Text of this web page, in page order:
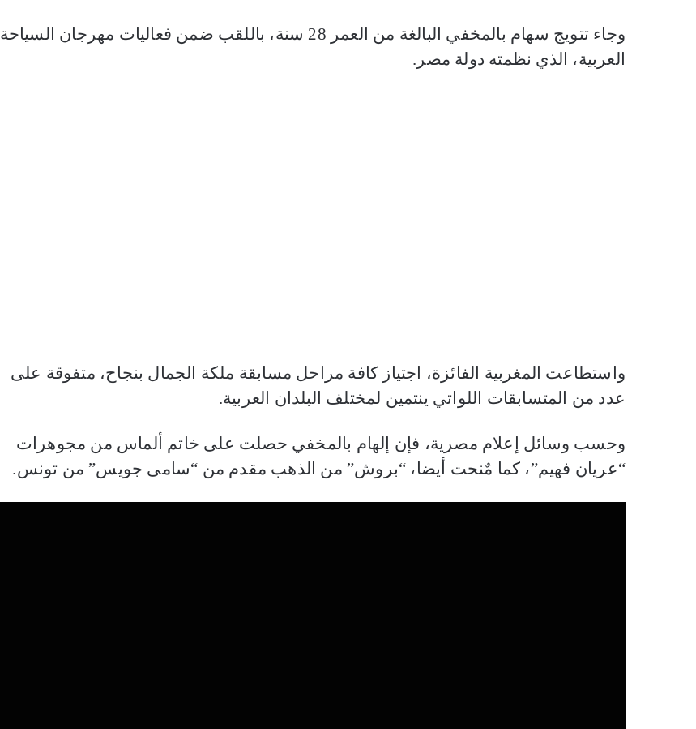
وجاء تتويج سهام بالمخفي البالغة من العمر 28 سنة، باللقب ضمن فعاليات مهرجان السياحة
العربية، الذي نظمته دولة مصر.
واستطاعت المغربية الفائزة، اجتياز كافة مراحل مسابقة ملكة الجمال بنجاح، متفوقة على
عدد من المتسابقات اللواتي ينتمين لمختلف البلدان العربية.
وحسب وسائل إعلام مصرية، فإن إلهام بالمخفي حصلت على خاتم ألماس من مجوهرات
“عريان فهيم”، كما مٌنحت أيضا، “بروش” من الذهب مقدم من “سامى جويس” من تونس.